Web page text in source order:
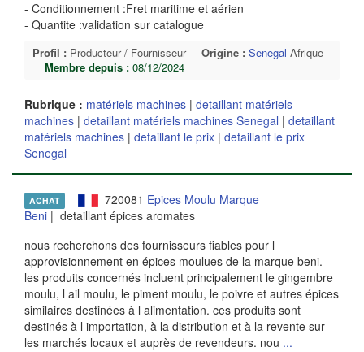
- Conditionnement :Fret maritime et aérien
- Quantite :validation sur catalogue
Profil : Producteur / Fournisseur Origine : Senegal Afrique
Membre depuis : 08/12/2024
Rubrique : matériels machines | detaillant matériels
machines | detaillant matériels machines Senegal | detaillant
matériels machines | detaillant le prix | detaillant le prix
Senegal
ACHAT 720081 Epices Moulu Marque
Beni | detaillant épices aromates
nous recherchons des fournisseurs fiables pour l
approvisionnement en épices moulues de la marque beni.
les produits concernés incluent principalement le gingembre
moulu, l ail moulu, le piment moulu, le poivre et autres épices
similaires destinées à l alimentation. ces produits sont
destinés à l importation, à la distribution et à la revente sur
les marchés locaux et auprès de revendeurs. nou ...